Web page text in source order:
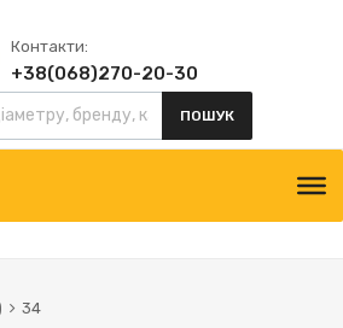
Контакти:
+38(068)270-20-30
+38(095)834-52-75
ПОШУК
34